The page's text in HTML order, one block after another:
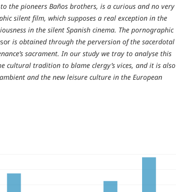
the pioneers Baños brothers, is a curious and no very
silent film, which supposes a real exception in the
in the silent Spanish cinema. The pornographic
is obtained through the perversion of the sacerdotal
sacrament. In our study we tray to analyse this
cultural tradition to blame clergy’s vices, and it is also
and the new leisure culture in the European